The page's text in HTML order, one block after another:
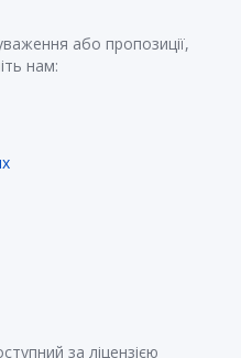
або пропозиції,
нам:
за ліцензією